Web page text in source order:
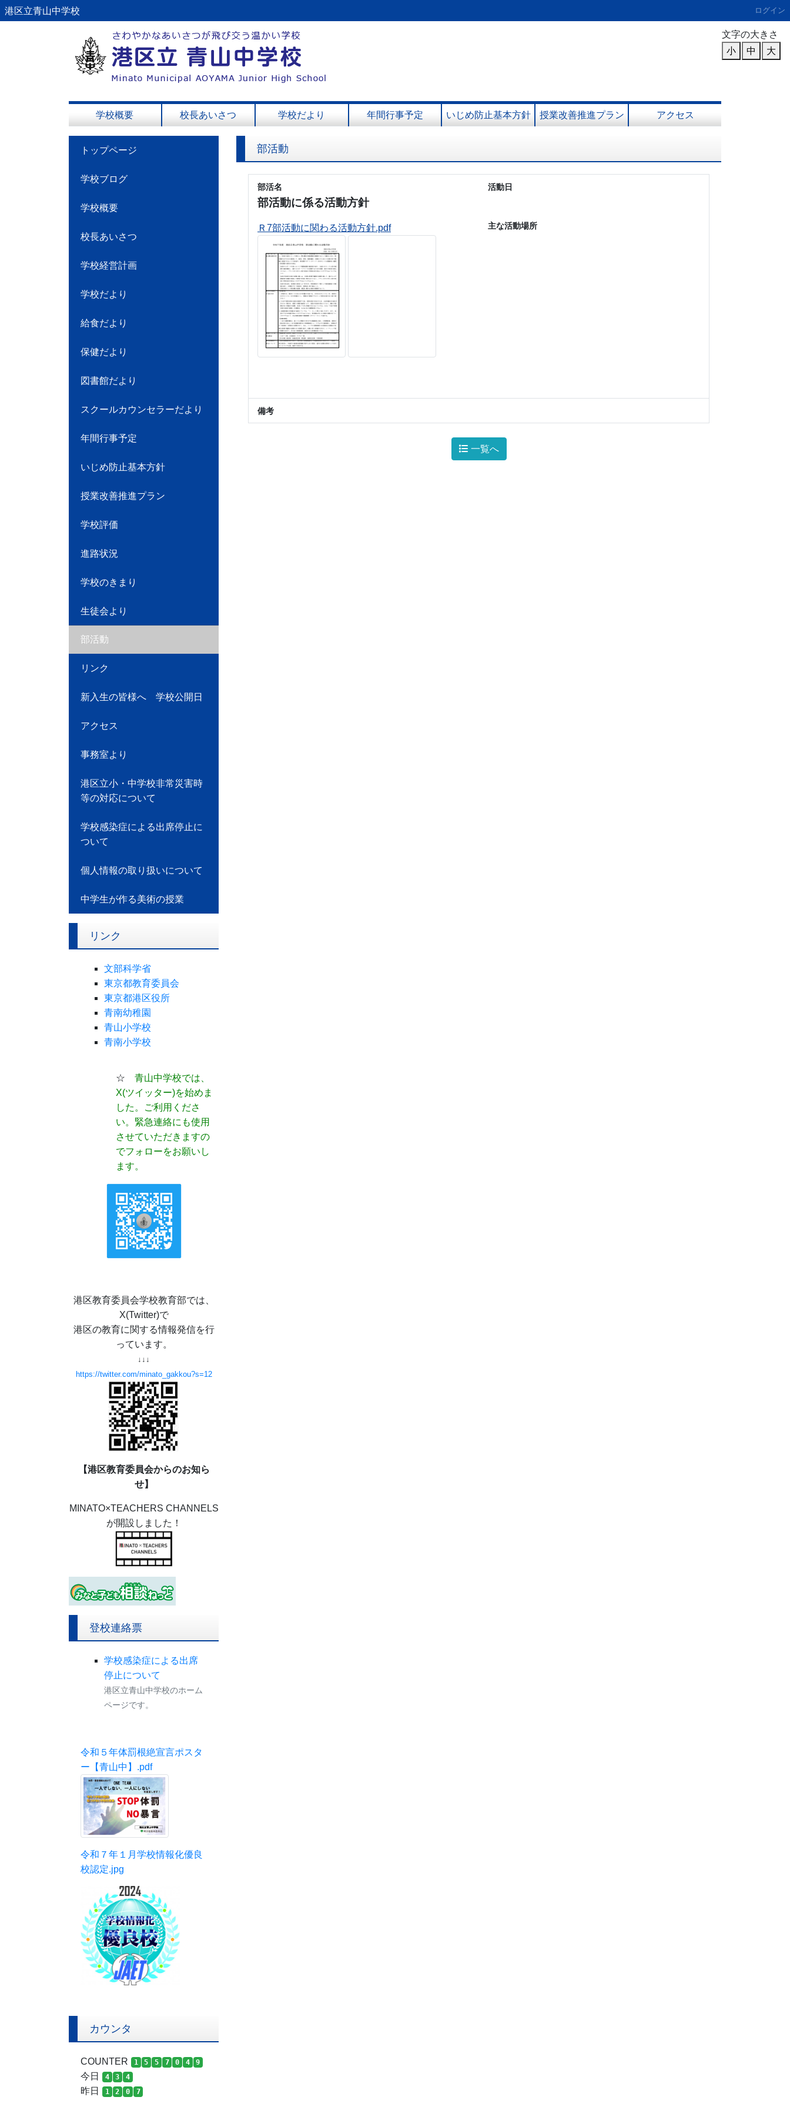
港区立青山中学校 ログイン
文字の大きさ
小
中 大
学校概要 校長あいさつ 学校だより 年間行事予定 いじめ防止基本方針 授業改善推進プラン アクセス
トップページ
学校ブログ
学校概要
校長あいさつ
学校経営計画
学校だより
給食だより
保健だより
図書館だより
スクールカウンセラーだより
年間行事予定
いじめ防止基本方針
授業改善推進プラン
学校評価
進路状況
学校のきまり
生徒会より
部活動
リンク
新入生の皆様へ 学校公開日
アクセス
事務室より
港区立小・中学校非常災害時
等の対応について
学校感染症による出席停止に
ついて
個人情報の取り扱いについて
中学生が作る美術の授業
リンク
文部科学省
東京都教育委員会
東京都港区役所
青南幼稚園
青山小学校
青南小学校
☆ 青山中学校では、
X(ツイッター)を始めま
した。ご利用くださ
い。緊急連絡にも使用
させていただきますの
でフォローをお願いし
ます。
港区教育委員会学校教育部では、
X(Twitter)で
港区の教育に関する情報発信を行
っています。
↓↓↓
https://twitter.com/minato_gakkou?s=12
【港区教育委員会からのお知ら
せ】
MINATO×TEACHERS CHANNELS
が開設しました！
登校連絡票
学校感染症による出席
停止について
港区立青山中学校のホーム
ページです。
令和５年体罰根絶宣言ポスタ
ー【青山中】.pdf
令和７年１月学校情報化優良
校認定.jpg
カウンタ
COUNTER 1 5 5 7 0 4 9
今日 4 3 4
昨日 1 2 0 7
部活動
部活名
部活動に係る活動方針
Ｒ7部活動に関わる活動方針.pdf
活動日
主な活動場所
備考
一覧へ